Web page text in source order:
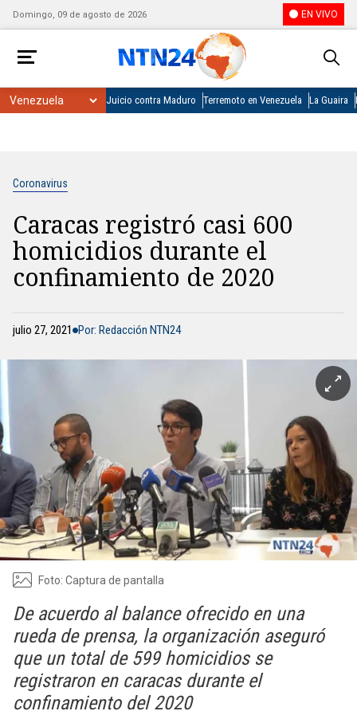
Domingo, 09 de agosto de 2026 EN VIVO
Juicio contra Maduro Terremoto en Venezuela La Guaira
Coronavirus
Caracas registró casi 600
homicidios durante el
confinamiento de 2020
julio 27, 2021 Por: Redacción NTN24
Foto: Captura de pantalla
De acuerdo al balance ofrecido en una
rueda de prensa, la organización aseguró
que un total de 599 homicidios se
registraron en caracas durante el
confinamiento del 2020